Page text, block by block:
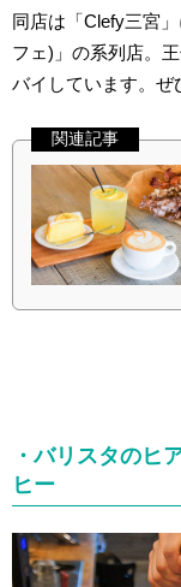
同店は 「Clefy三宮
フェ)」の系列店。
バイしています。ぜ
・バリスタのヒ
ヒー